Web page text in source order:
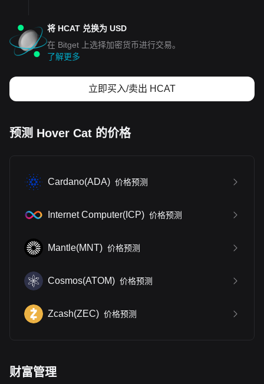
将 HCAT 兑换为 USD
在 Bitget 上选择加密货币进行交易。
了解更多
立即买入/卖出 HCAT
预测 Hover Cat 的价格
Cardano(ADA) 价格预测
Internet Computer( ICP) 价格预测
Mantle(MNT) 价格预测
Cosmos(ATOM) 价格预测
Zcash(ZEC) 价格预测
财富管理